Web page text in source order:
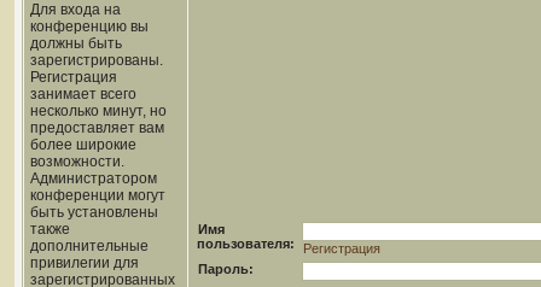
Для входа на
конференцию вы
должны быть
зарегистрированы.
Регистрация
занимает всего
несколько минут, но
предоставляет вам
более широкие
возможности.
Администратором
конференции могут
быть установлены
также
дополнительные
привилегии для
зарегистрированных
Имя
пользователя:
Регистрация
Пароль: